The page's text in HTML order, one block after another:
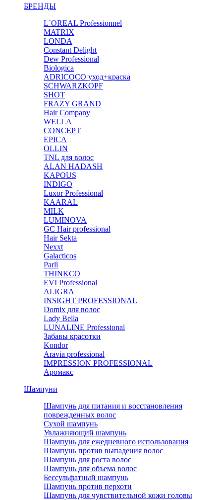
БРЕНДЫ
L`OREAL Professionnel
MATRIX
LONDA
Constant Delight
Dew Professional
Biologica
ADRICOCO уход+краска
SCHWARZKOPF
SHOT
FRAZY GRAND
Hair Company
WELLA
CONCEPT
EPICA
OLLIN
TNL для волос
ALAN HADASH
KAPOUS
INDIGO
Luxor Professional
KAARAL
MILK
LUMINOVA
GC Hair professional
Hair Sekta
Nexxt
Galacticos
Parli
THINKCO
EVI Professional
ALIGRA
INSIGHT PROFESSIONAL
Domix для волос
Lady Bella
LUNALINE Professional
Забавы красотки
Kondor
Aravia professional
IMPRESSION PROFESSIONAL
Аромакс
Шампуни
Шампунь для питания и восстановления
поврежденных волос
Сухой шампунь
Увлажняющий шампунь
Шампунь для ежедневного использования
Шампунь против выпадения волос
Шампунь для роста волос
Шампунь для объема волос
Бессульфатный шампунь
Шампунь против перхоти
Шампунь для чувствительной кожи головы